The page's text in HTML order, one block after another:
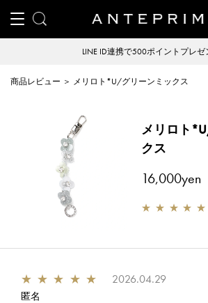
LINE ID連携で500ポイントプレゼ
商品レビュー ＞ メリロト*U/グリーンミックス
メリロト
クス
16,000yen
★ ★ ★ ★ ★
★ ★ ★ ★ ★ 2026.04.29
匿名